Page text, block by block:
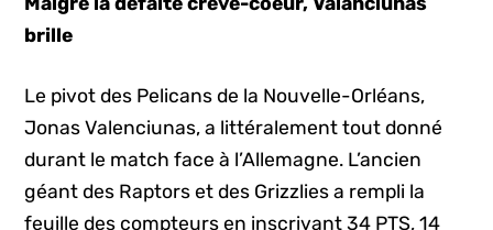
brille
Le pivot des Pelicans de la Nouvelle-Orléans,
Jonas Valenciunas, a littéralement tout donné
durant le match face à l’Allemagne. L’ancien
géant des Raptors et des Grizzlies a rempli la
feuille des compteurs en inscrivant 34 PTS, 14